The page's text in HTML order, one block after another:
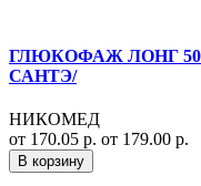
ГЛЮКОФАЖ ЛОНГ
САНТЭ/
НИКОМЕД
от 170.05 р. от 179.00 р.
В корзину